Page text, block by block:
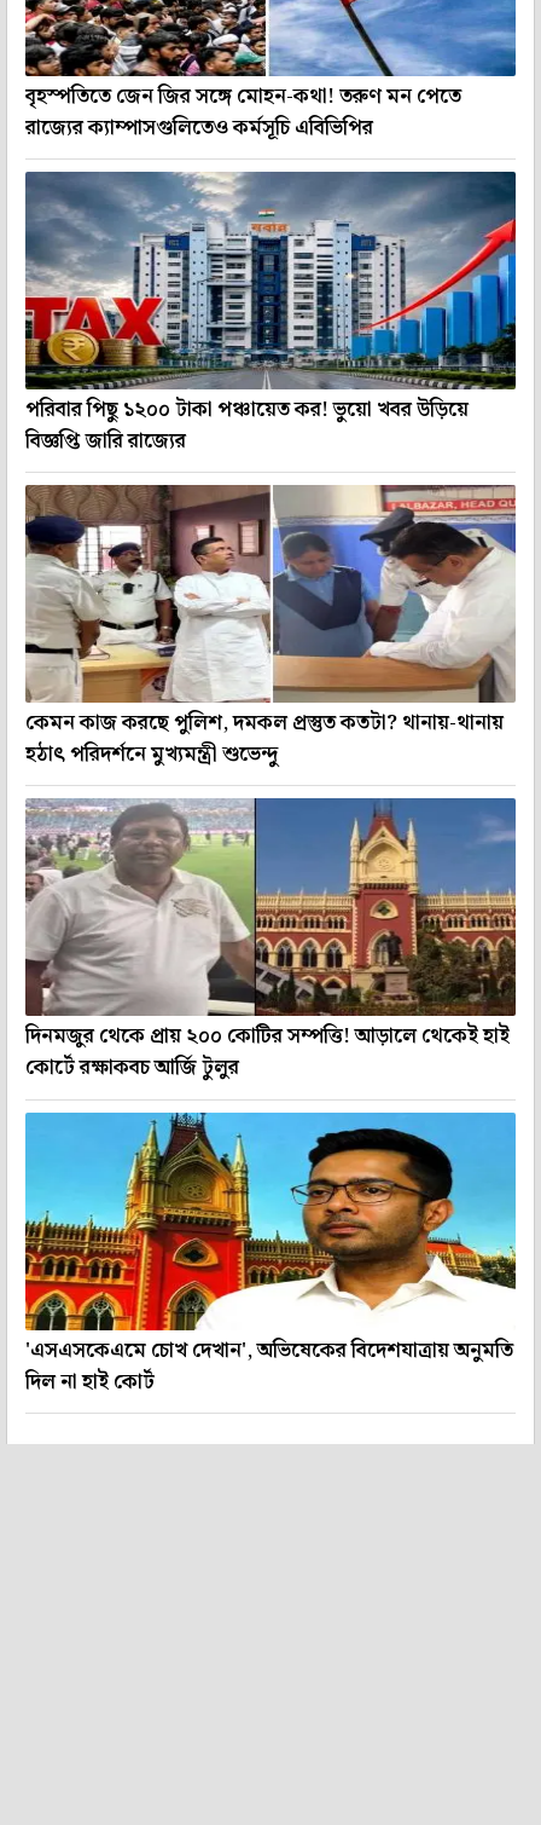
বৃহস্পতিতে জেন জির সঙ্গে মোহন-কথা! তরুণ মন পেতে
রাজ্যের ক্যাম্পাসগুলিতেও কর্মসূচি এবিভিপির
পরিবার পিছু ১২০০ টাকা পঞ্চায়েত কর! ভুয়ো খবর উড়িয়ে
বিজ্ঞপ্তি জারি রাজ্যের
কেমন কাজ করছে পুলিশ, দমকল প্রস্তুত কতটা? থানায়-থানায়
হঠাৎ পরিদর্শনে মুখ্যমন্ত্রী শুভেন্দু
দিনমজুর থেকে প্রায় ২০০ কোটির সম্পত্তি! আড়ালে থেকেই হাই
কোর্টে রক্ষাকবচ আর্জি টুলুর
'এসএসকেএমে চোখ দেখান', অভিষেকের বিদেশযাত্রায় অনুমতি
দিল না হাই কোর্ট